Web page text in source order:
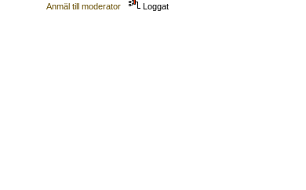
Anmäl till moderator Loggat